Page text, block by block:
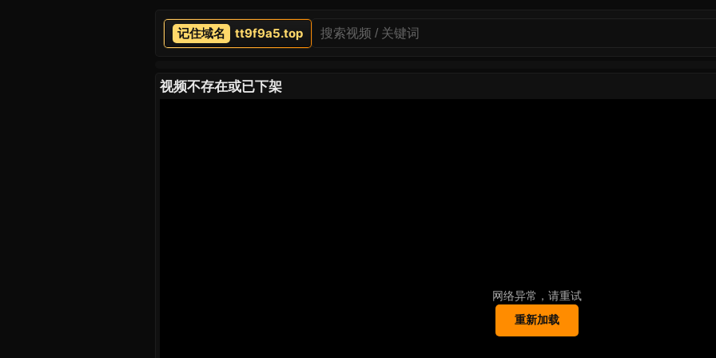
tt9f9a5.top
视频不存在或已下架
网络异常，请重试
重新加载